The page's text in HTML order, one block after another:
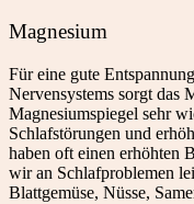
Magnesium
Für eine gute
Nervensystems sorgt das
Magnesiumspiegel sehr
Schlafstörungen und
haben oft einen erhöhten
wir an Schlafproblemen
Blattgemüse, Nüsse,